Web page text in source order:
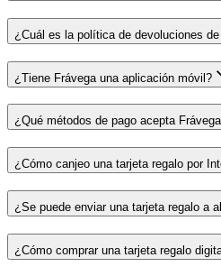
¿Cuál es la política de devoluciones
¿Tiene Frávega una aplicación móvil?
¿Qué métodos de pago acepta
¿Cómo canjeo una tarjeta regalo por
¿Se puede enviar una tarjeta regalo a
¿Cómo comprar una tarjeta regalo